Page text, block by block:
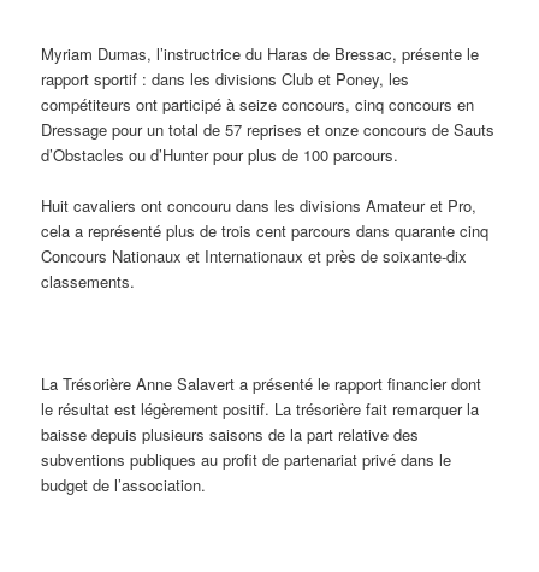
Myriam Dumas, l’instructrice du Haras de Bressac, présente le
rapport sportif : dans les divisions Club et Poney, les
compétiteurs ont participé à seize concours, cinq concours en
Dressage pour un total de 57 reprises et onze concours de Sauts
d’Obstacles ou d’Hunter pour plus de 100 parcours.
Huit cavaliers ont concouru dans les divisions Amateur et Pro,
cela a représenté plus de trois cent parcours dans quarante cinq
Concours Nationaux et Internationaux et près de soixante-dix
classements.
La Trésorière Anne Salavert a présenté le rapport financier dont
le résultat est légèrement positif. La trésorière fait remarquer la
baisse depuis plusieurs saisons de la part relative des
subventions publiques au profit de partenariat privé dans le
budget de l’association.